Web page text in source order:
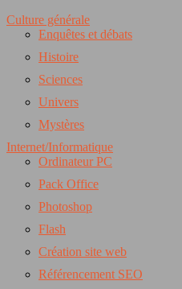
Culture générale
Enquêtes et débats
Histoire
Sciences
Univers
Mystères
Internet/Informatique
Ordinateur PC
Pack Office
Photoshop
Flash
Création site web
Référencement SEO